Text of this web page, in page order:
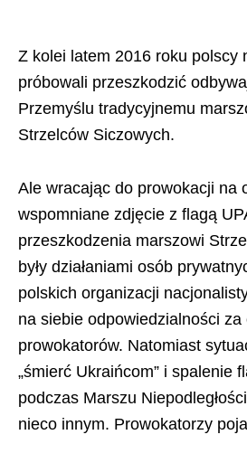
Z kolei latem 2016 roku polscy
próbowali przeszkodzić
Przemyślu tradycyjnemu
Strzelców Siczowych.
Ale wracając do prowokacji na
wspomniane zdjęcie z flagą
przeszkodzenia marszowi
były działaniami osób
polskich organizacji
na siebie odpowiedzialności za
prowokatorów. Natomiast
„śmierć Ukraińcom” i spalenie
podczas Marszu
nieco innym. Prowokatorzy